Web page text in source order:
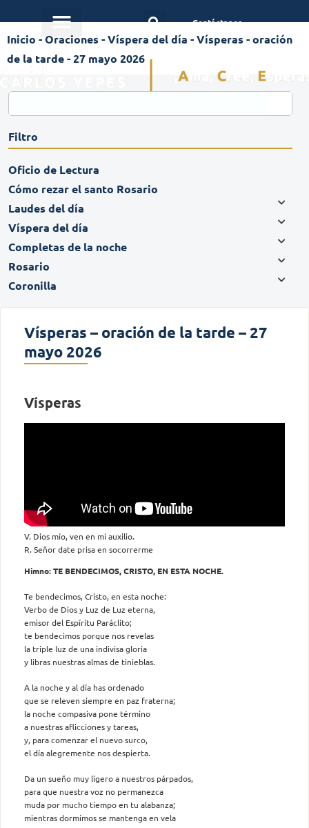
Contáctanos
Inicio -Oraciones -Víspera del día -Vísperas - oración
de la tarde - 27 mayo 2026
Filtro
Oficio de Lectura
Cómo rezar el santo Rosario
Laudes del día
Víspera del día
Completas de la noche
Rosario
Coronilla
Vísperas – oración de la tarde – 27
mayo 2026
Vísperas
V. Dios mío, ven en mi auxilio.
R. Señor date prisa en socorrerme
Himno: TE BENDECIMOS, CRISTO, EN ESTA NOCHE.
Te bendecimos, Cristo, en esta noche:
Verbo de Dios y Luz de Luz eterna,
emisor del Espíritu Paráclito;
te bendecimos porque nos revelas
la triple luz de una indivisa gloria
y libras nuestras almas de tinieblas.
A la noche y al día has ordenado
que se releven siempre en paz fraterna;
la noche compasiva pone término
a nuestras aflicciones y tareas,
y, para comenzar el nuevo surco,
el día alegremente nos despierta.
Da un sueño muy ligero a nuestros párpados,
para que nuestra voz no permanezca
muda por mucho tiempo en tu alabanza;
mientras dormimos se mantenga en vela